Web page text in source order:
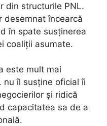
din structurile PNL.
desemnat încearcă
în spate susținerea
coaliții asumate.
este mult mai
nu îl susține oficial îi
și ridică
capacitatea sa de a